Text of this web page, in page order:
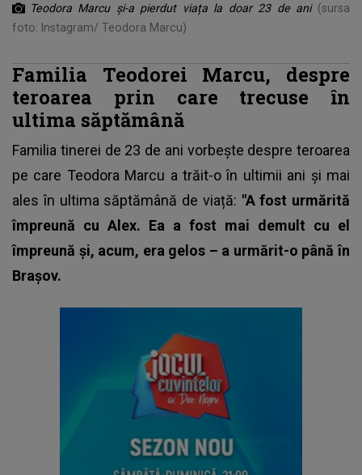
Teodora Marcu și-a pierdut viața la doar 23 de ani (sursa
foto: Instagram/ Teodora Marcu)
Familia Teodorei Marcu, despre
teroarea prin care trecuse în
ultima săptămână
Familia tinerei de 23 de ani vorbește despre teroarea
pe care Teodora Marcu a trăit-o în ultimii ani și mai
ales în ultima săptămână de viață: "A fost urmărită
împreună cu Alex. Ea a fost mai demult cu el
împreună și, acum, era gelos – a urmărit-o până în
Brașov.